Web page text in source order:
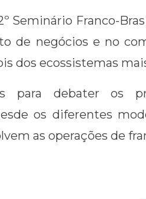
Seminário Franco-
de negócios e no
dos ecossistemas
para debater os
os diferentes
as operações de